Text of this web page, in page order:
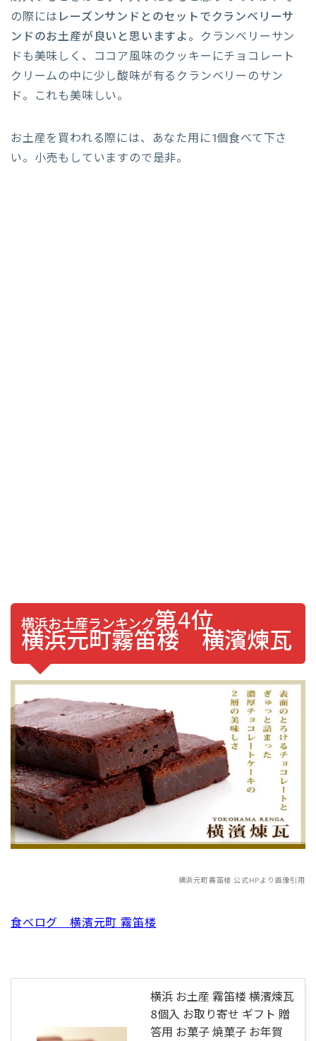
の際には レーズンサンドとのセットでクランベリーサ
ンドのお土産が良いと思いますよ。 クランベリーサン
ドも美味しく、ココア風味のクッキーにチョコレート
クリームの中に少し酸味が有るクランベリーのサン
ド。これも美味しい。
お土産を買われる際には、あなた用に1個食べて下さ
い。小売もしていますので是非。
横浜お土産ランキング第4位
横浜元町霧笛楼 横濱煉瓦
横浜元町霧笛楼 公式HPより画像引用
食べログ 横濱元町 霧笛楼
横浜 お土産 霧笛楼 横濱煉瓦
8個入 お取り寄せ ギフト 贈
答用 お菓子 焼菓子 お年賀